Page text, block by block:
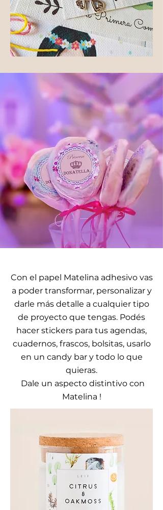
EL PODER DEL
ADHESIVO
Con el papel Matelina adhesivo vas
a poder transformar, personalizar y
darle más detalle a cualquier tipo
de proyecto que tengas. Podés
hacer stickers para tus agendas,
cuadernos, frascos, bolsitas, usarlo
en un candy bar y todo lo que
quieras.
Dale un aspecto distintivo con
Matelina !